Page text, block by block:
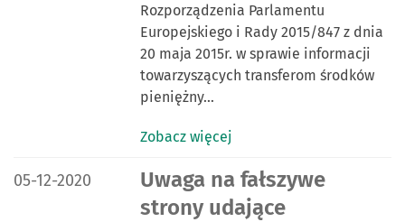
Rozporządzenia Parlamentu
Europejskiego i Rady 2015/847 z dnia
20 maja 2015r. w sprawie informacji
towarzyszących transferom środków
pieniężny…
Zobacz więcej
DATA PUBLIKACJI:
05-12-2020
Uwaga na fałszywe
strony udające